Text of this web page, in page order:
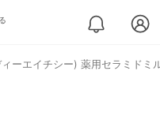
ィーエイチシー) 薬用セラミドミ